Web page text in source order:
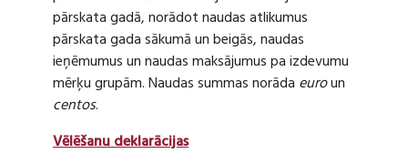
pārskata gadā, norādot naudas atlikumus
pārskata gada sākumā un beigās, naudas
ieņēmumus un naudas maksājumus pa izdevumu
mērķu grupām. Naudas summas norāda euroun
centos.
Vēlēšanu deklarācijas